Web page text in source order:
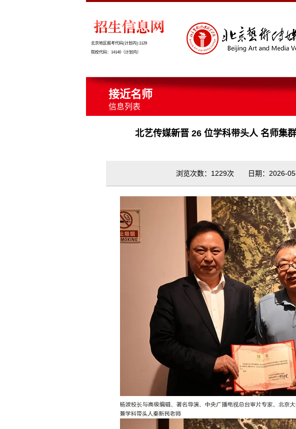
北京地区报考代码(计划内):1129
院校代码：14140（计划内）
接近名师
信息列表
北艺传媒新晋 26 位学科带头人 名师集
浏览次数：1229次 日期：2026-